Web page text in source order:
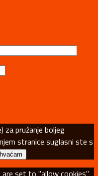
za pružanje boljeg
stranice suglasni ste s
set to "allow cookies"